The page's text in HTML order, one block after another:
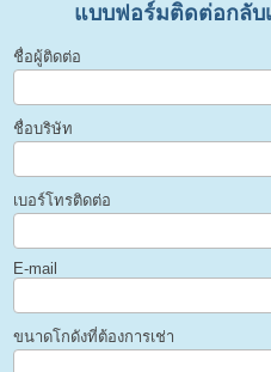
แบบฟอร์มติดต่อกลับ
ชื่อผู้ติดต่อ
ชื่อบริษัท
เบอร์โทรติดต่อ
E-mail
ขนาดโกดังที่ต้องการเช่า